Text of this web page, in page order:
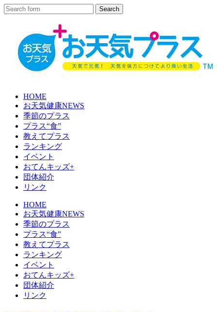
HOME
お天気健康NEWS
季節のプラス
プラス“食”
教えてプラス
ランキング
イベント
おてんキッズ+
団体紹介
リンク
HOME
お天気健康NEWS
季節のプラス
プラス“食”
教えてプラス
ランキング
イベント
おてんキッズ+
団体紹介
リンク